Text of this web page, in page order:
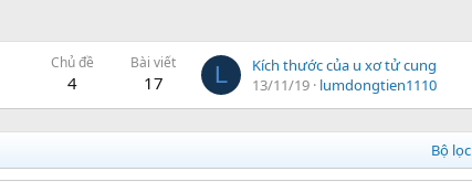
Chủ đề
4
Bài viết
17 L
Kích thước của u xơ tử cung
13/11/19 lumdongtien1110
Bộ lọc